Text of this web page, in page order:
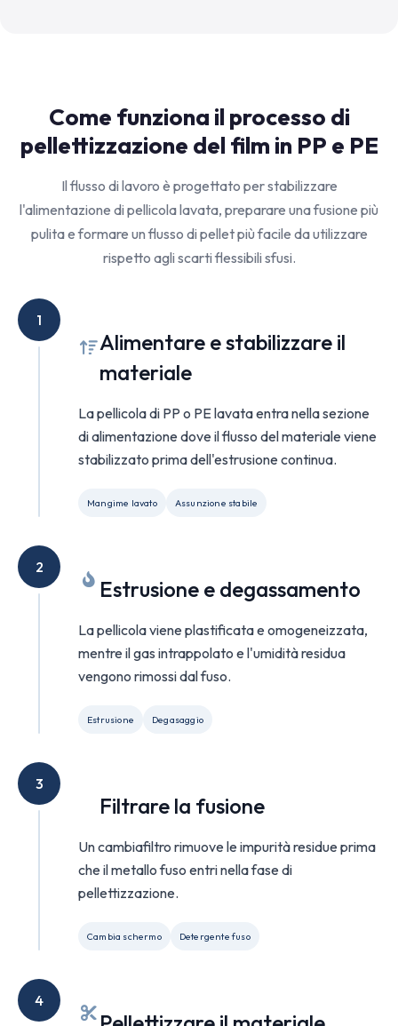
Come funziona il processo di
pellettizzazione del film in PP e PE
Il flusso di lavoro è progettato per stabilizzare
l'alimentazione di pellicola lavata, preparare una fusione più
pulita e formare un flusso di pellet più facile da utilizzare
rispetto agli scarti flessibili sfusi.
1
Alimentare e stabilizzare il
materiale
La pellicola di PP o PE lavata entra nella sezione
di alimentazione dove il flusso del materiale viene
stabilizzato prima dell'estrusione continua.
Mangime lavato Assunzione stabile
2
Estrusione e degassamento
La pellicola viene plastificata e omogeneizzata,
mentre il gas intrappolato e l'umidità residua
vengono rimossi dal fuso.
Estrusione Degasaggio
3
Filtrare la fusione
Un cambiafiltro rimuove le impurità residue prima
che il metallo fuso entri nella fase di
pellettizzazione.
Cambia schermo Detergente fuso
4